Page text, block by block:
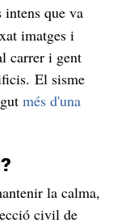
intens que va
imatges i
carrer i gent
El sisme
més d'una
la calma,
civil de